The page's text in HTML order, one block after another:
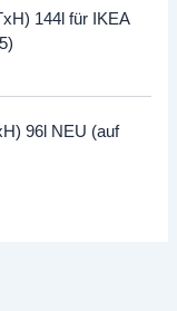
144l für IKEA
96l NEU (auf